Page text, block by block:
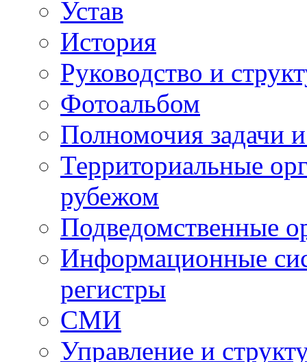
Устав
История
Руководство и
Фотоальбом
Полномочия задачи
Территориальные
рубежом
Подведомственные
Информационные
регистры
СМИ
Управление и